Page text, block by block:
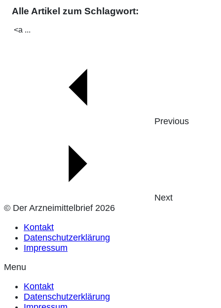
Alle Artikel zum Schlagwort:
<a ...
Previous
Next
© Der Arzneimittelbrief 2026
Kontakt
Datenschutzerklärung
Impressum
Menu
Kontakt
Datenschutzerklärung